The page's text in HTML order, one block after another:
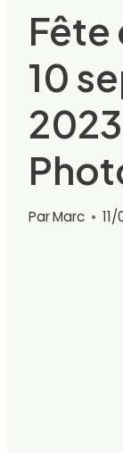
Fête
10
ParMarc